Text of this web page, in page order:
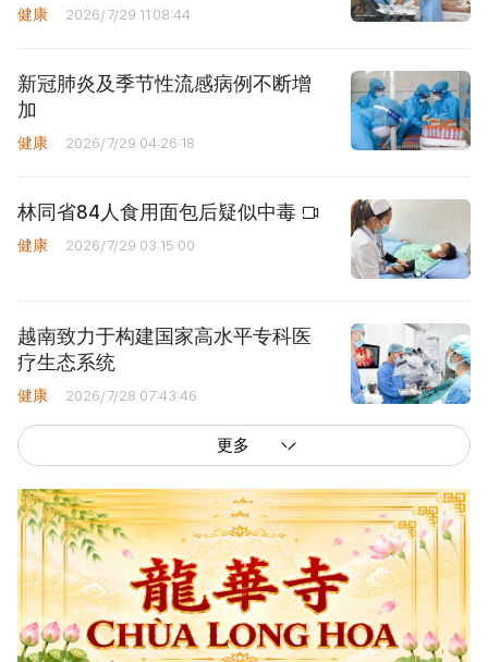
健康 2026/7/29 11:08:44
新冠肺炎及季节性流感病例不断增
加
健康 2026/7/29 04:26:18
林同省84人食用面包后疑似中毒
健康 2026/7/29 03:15:00
越南致力于构建国家高水平专科医
疗生态系统
健康 2026/7/28 07:43:46
更多